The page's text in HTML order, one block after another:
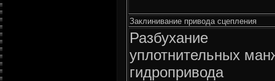
Заклинивание привода сцепления
Разбухание
уплотнительных
гидропривода